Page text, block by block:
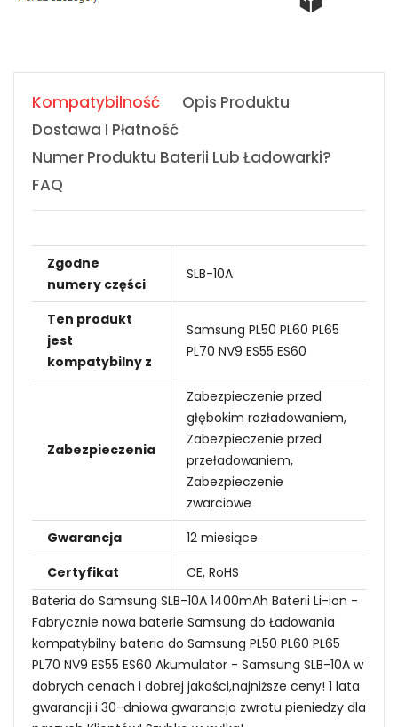
Kompatybilność
Opis Produktu
Dostawa I Płatność
Numer Produktu Baterii Lub Ładowarki?
FAQ
Zgodne
numery części
SLB-10A
Ten produkt
jest
kompatybilny z
Samsung PL50 PL60 PL65
PL70 NV9 ES55 ES60
Zabezpieczenia
Zabezpieczenie przed
głębokim rozładowaniem,
Zabezpieczenie przed
przeładowaniem,
Zabezpieczenie
zwarciowe
Gwarancja
12 miesiące
Certyfikat
CE, RoHS
Bateria do Samsung SLB-10A 1400mAh Baterii Li-ion -
Fabrycznie nowa baterie Samsung do Ładowania
kompatybilny bateria do Samsung PL50 PL60 PL65
PL70 NV9 ES55 ES60 Akumulator - Samsung SLB-10A w
dobrych cenach i dobrej jakości,najniższe ceny! 1 lata
gwarancji i 30-dniowa gwarancja zwrotu pieniedzy dla